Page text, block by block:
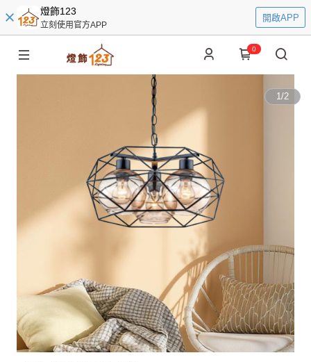
燈飾123
立刻使用官方APP
開啟APP
0
1/2